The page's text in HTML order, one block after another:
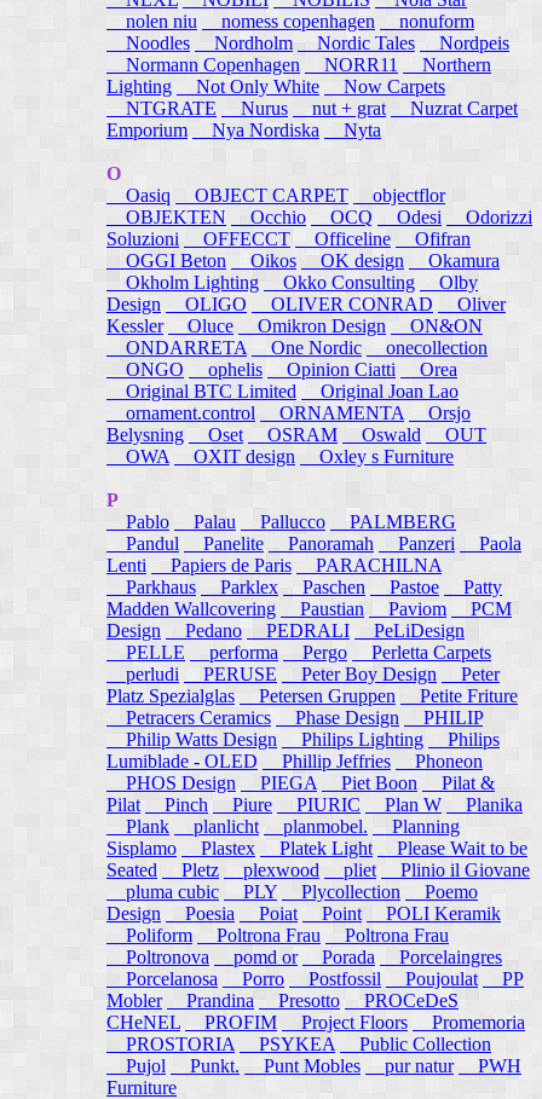
nolen niu
nomess copenhagen
nonuform
Noodles
Nordholm Nordic Tales
Nordpeis
Normann Copenhagen
NORR11
Northern
Lighting
Not Only White
Now Carpets
NTGRATE
Nurus nut + grat
Nuzrat Carpet
Emporium
Nya Nordiska Nyta
O
Oasiq
OBJECT CARPET
objectflor
OBJEKTEN
Occhio OCQ Odesi
Odorizzi
Soluzioni
OFFECCT Officeline
Ofifran
OGGI Beton
Oikos OK design
Okamura
Okholm Lighting
Okko Consulting
Olby
Design
OLIGO OLIVER CONRAD
Oliver
Kessler
Oluce Omikron Design
ON&ON
ONDARRETA
One Nordic
onecollection
ONGO
ophelis Opinion Ciatti
Orea
Original BTC Limited
Original Joan Lao
ornament.control
ORNAMENTA
Orsjo
Belysning
Oset OSRAM Oswald
OUT
OWA
OXIT design Oxley s Furniture
P
Pablo
Palau Pallucco
PALMBERG
Pandul
Panelite Panoramah Panzeri
Paola
Lenti
Papiers de Paris
PARACHILNA
Parkhaus
Parklex Paschen Pastoe
Patty
Madden Wallcovering
Paustian Paviom
PCM
Design
Pedano PEDRALI
PeLiDesign
PELLE
performa Pergo
Perletta Carpets
perludi
PERUSE Peter Boy Design
Peter
Platz Spezialglas
Petersen Gruppen
Petite Friture
Petracers Ceramics
Phase Design
PHILIP
Philip Watts Design
Philips Lighting
Philips
Lumiblade - OLED
Phillip Jeffries
Phoneon
PHOS Design
PIEGA Piet Boon
Pilat &
Pilat
Pinch Piure PIURIC Plan W
Planika
Plank
planlicht planmobel. Planning
Sisplamo
Plastex Platek Light
Please Wait to be
Seated
Pletz plexwood pliet
Plinio il Giovane
pluma cubic
PLY Plycollection
Poemo
Design
Poesia Poiat Point
POLI Keramik
Poliform
Poltrona Frau
Poltrona Frau
Poltronova
pomd or Porada
Porcelaingres
Porcelanosa
Porro Postfossil Poujoulat
PP
Mobler
Prandina Presotto
PROCeDeS
CHeNEL
PROFIM Project Floors
Promemoria
PROSTORIA
PSYKEA
Public Collection
Pujol
Punkt. Punt Mobles pur natur
PWH
Furniture